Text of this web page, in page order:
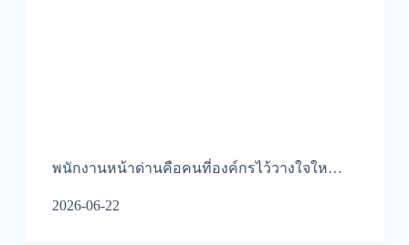
พนักงานหน้าด่านคือคนที่องค์กรไว้วางใจให…
2026-06-22